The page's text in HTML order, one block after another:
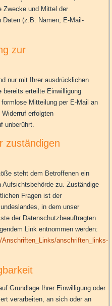
Zwecke und Mittel der
Daten (z.B. Namen, E-Mail-
zur
nur mit Ihrer ausdrücklichen
bereits erteilte Einwilligung
Mitteilung per E-Mail an
erfolgten
unberührt.
zuständigen
steht dem Betroffenen ein
Aufsichtsbehörde zu. Zuständige
Fragen ist der
in dem unser
der Datenschutzbeauftragten
Link entnommen werden:
anschriften_links-
Grundlage Ihrer Einwilligung oder
verarbeiten, an sich oder an